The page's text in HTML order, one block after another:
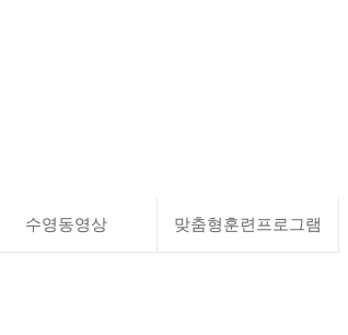
수영동영상 맞춤형훈련프로그램